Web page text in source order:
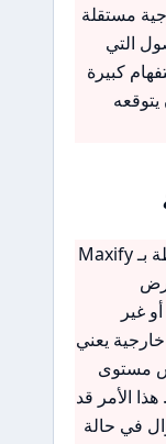
مستقلة
التي
كبيرة
تتضمن المخاطر التنظيمية المرتبطة بـ Maxify
غير
يعني
مستوى
الأمر قد
في حالة